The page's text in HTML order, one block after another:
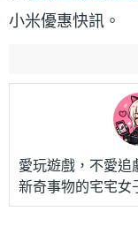
小米優惠快訊。
愛玩遊戲，不愛追
新奇事物的宅宅女